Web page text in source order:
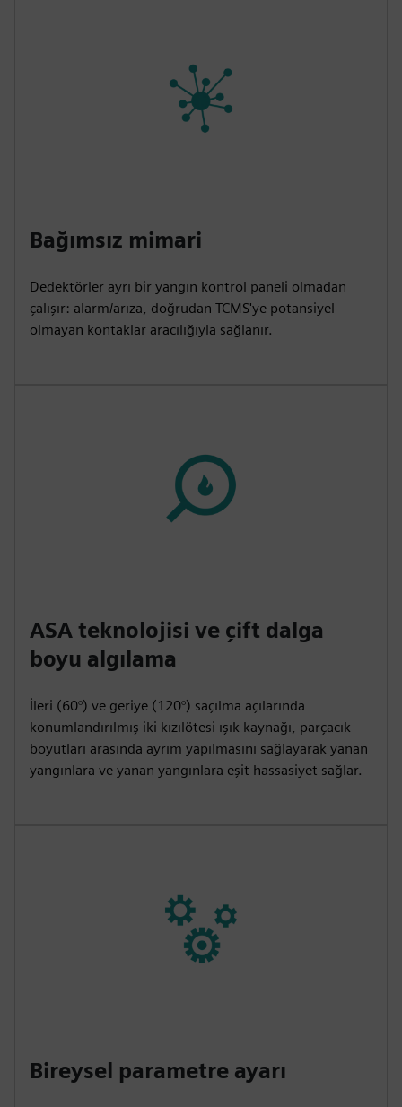
Bağımsız mimari
Dedektörler ayrı bir yangın kontrol paneli olmadan
çalışır: alarm/arıza, doğrudan TCMS'ye potansiyel
olmayan kontaklar aracılığıyla sağlanır.
ASA teknolojisi ve çift dalga
boyu algılama
İleri (60°) ve geriye (120°) saçılma açılarında
konumlandırılmış iki kızılötesi ışık kaynağı, parçacık
boyutları arasında ayrım yapılmasını sağlayarak yanan
yangınlara ve yanan yangınlara eşit hassasiyet sağlar.
Bireysel parametre ayarı